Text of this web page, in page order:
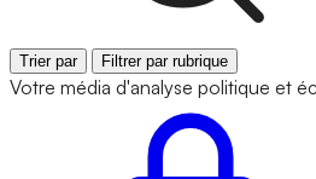
Trier par Filtrer par rubrique
Votre média d'analyse politique et